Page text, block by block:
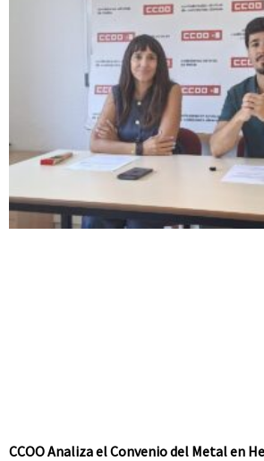
CCOO Analiza el Convenio del Metal en